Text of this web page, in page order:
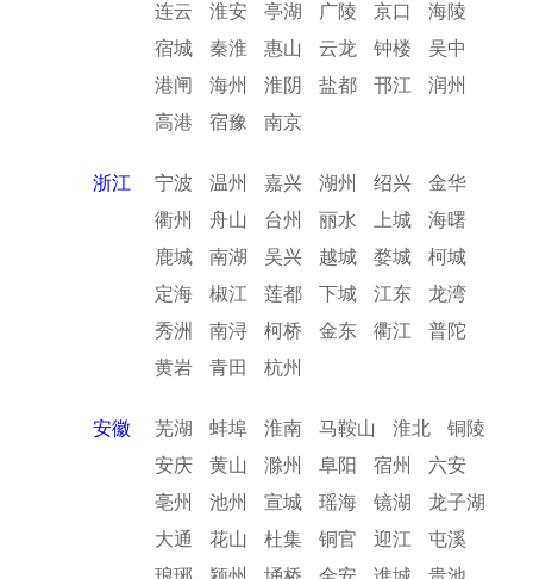
连云
淮安 亭湖 广陵 京口
海陵
宿城
秦淮 惠山 云龙 钟楼
吴中
港闸
海州 淮阴 盐都 邗江
润州
高港
宿豫 南京
浙江 宁波 温州 嘉兴 湖州 绍兴
金华
衢州
舟山 台州 丽水 上城
海曙
鹿城
南湖 吴兴 越城 婺城
柯城
定海
椒江 莲都 下城 江东
龙湾
秀洲
南浔 柯桥 金东 衢江
普陀
黄岩
青田 杭州
安徽 芜湖 蚌埠 淮南 马鞍山 淮北
铜陵
安庆
黄山 滁州 阜阳 宿州
六安
亳州
池州 宣城 瑶海 镜湖
龙子湖
大通
花山 杜集 铜官 迎江
屯溪